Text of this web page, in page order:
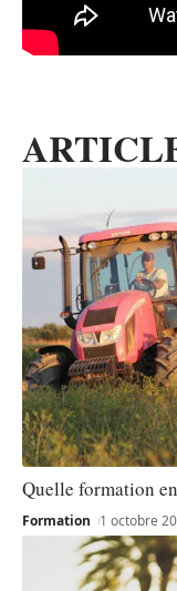
Quelle formation
Formation 1 octobre